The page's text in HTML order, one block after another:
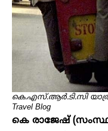
കെ.എസ്.ആർ.ടി.സി യാത്ര,
Travel Blog
കെ രാജേഷ്